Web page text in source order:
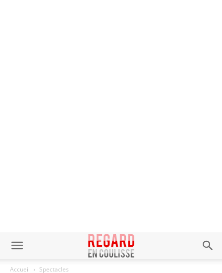
Accueil Spectacles